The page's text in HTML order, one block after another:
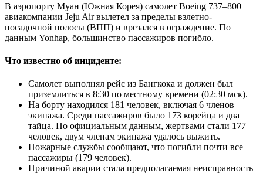
В аэропорту Муан (Южная Корея) самолет Boeing 737–800
авиакомпании Jeju Air вылетел за пределы взлетно-
посадочной полосы (ВПП) и врезался в ограждение. По
данным Yonhap, большинство пассажиров погибло.
Что известно об инциденте:
Самолет выполнял рейс из Бангкока и должен был
приземлиться в 8:30 по местному времени (02:30 мск).
На борту находился 181 человек, включая 6 членов
экипажа. Среди пассажиров было 173 корейца и два
тайца. По официальным данным, жертвами стали 177
человек, двум членам экипажа удалось выжить.
Пожарные службы сообщают, что погибли почти все
пассажиры (179 человек).
Причиной аварии стала предполагаемая неисправность